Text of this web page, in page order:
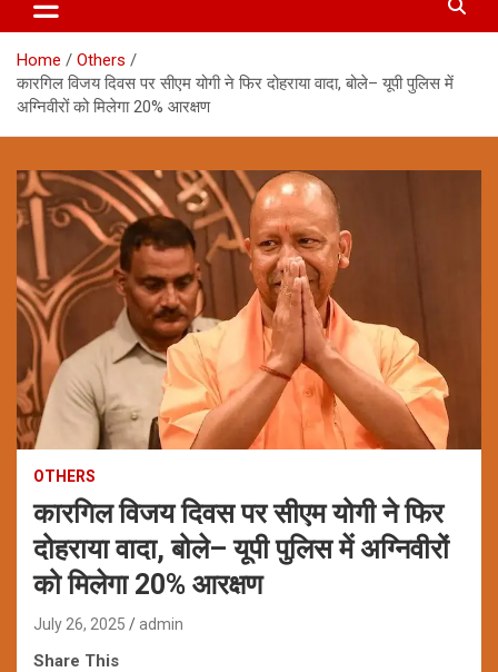
Home
Others
कारगिल विजय दिवस पर सीएम योगी ने फिर दोहराया वादा, बोले– यूपी पुलिस में
अग्निवीरों को मिलेगा 20% आरक्षण
OTHERS
कारगिल विजय दिवस पर सीएम योगी ने फिर
दोहराया वादा, बोले– यूपी पुलिस में अग्निवीरों
को मिलेगा 20% आरक्षण
July 26, 2025 admin
Share This